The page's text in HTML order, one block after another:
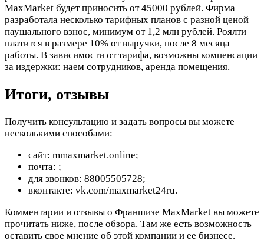
MaxMarket будет приносить от 45000 рублей. Фирма
разработала несколько тарифных планов с разной ценой
паушального взнос, минимум от 1,2 млн рублей. Роялти
платится в размере 10% от выручки, после 8 месяца
работы. В зависимости от тарифа, возможны компенсации
за издержки: наем сотрудников, аренда помещения.
Итоги, отзывы
Получить консультацию и задать вопросы вы можете
несколькими способами:
сайт: mmaxmarket.online;
почта: ;
для звонков: 88005505728;
вконтакте: vk.com/maxmarket24ru.
Комментарии и отзывы о Франшизе MaxMarket вы можете
прочитать ниже, после обзора. Там же есть возможность
оставить свое мнение об этой компании и ее бизнесе.